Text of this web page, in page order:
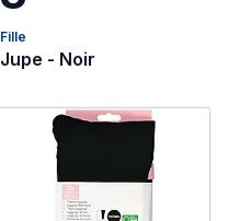
Fille
Jupe - Noir